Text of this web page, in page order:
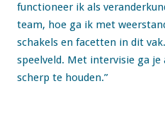
functioneer ik als
team, hoe ga ik met
schakels en facetten in dit
speelveld. Met intervisie ga je
scherp te houden.”